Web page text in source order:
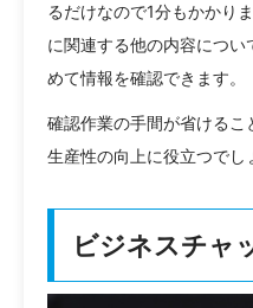
るだけなので1分もかかり
に関連する他の内容につい
めて情報を確認できます。
確認作業の手間が省けるこ
生産性の向上に役立つでし
ビジネスチャ